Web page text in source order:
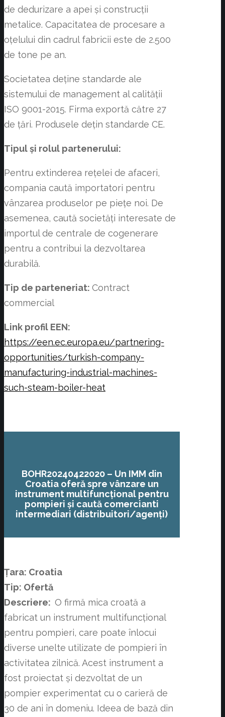
de dedurizare a apei și construcții
metalice. Capacitatea de procesare a
oțelului din cadrul fabricii este de 2.500
de tone pe an.
Societatea deține standarde ale
sistemului de management al calității
ISO 9001-2015. Firma exportă către 27
de țări. Produsele dețin standarde CE.
Tipul și rolul partenerului:
Pentru extinderea rețelei de afaceri,
compania caută importatori pentru
vânzarea produselor pe piețe noi. De
asemenea, caută societăți interesate de
importul de centrale de cogenerare
pentru a contribui la dezvoltarea
durabilă.
Tip de parteneriat: Contract
commercial
Link profil EEN:
https://een.ec.europa.eu/partnering-
opportunities/turkish-company-
manufacturing-industrial-machines-
such-steam-boiler-heat
BOHR20240422020 – Un IMM din
Croatia oferă spre vânzare un
instrument multifuncțional pentru
pompieri și caută comercianti
intermediari (distribuitori/agenți)
Țara: Croatia
Tip: Ofertă
Descriere: O firmă mica croată a
fabricat un instrument multifuncțional
pentru pompieri, care poate înlocui
diverse unelte utilizate de pompieri în
activitatea zilnică. Acest instrument a
fost proiectat și dezvoltat de un
pompier experimentat cu o carieră de
30 de ani în domeniu. Ideea de bază din